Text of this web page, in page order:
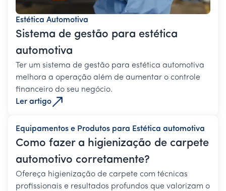
Estética Automotiva
Sistema de gestão para estética
automotiva
Ter um sistema de gestão para estética automotiva
melhora a operação além de aumentar o controle
financeiro do seu negócio.
Ler artigo
Equipamentos e Produtos para Estética automotiva
Como fazer a higienização de carpete
automotivo corretamente?
Ofereça higienização de carpete com técnicas
profissionais e resultados profundos que valorizam o